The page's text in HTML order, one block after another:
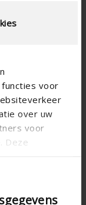
voor
over uw
voor
Deze
verstrekt of
uw gebruik